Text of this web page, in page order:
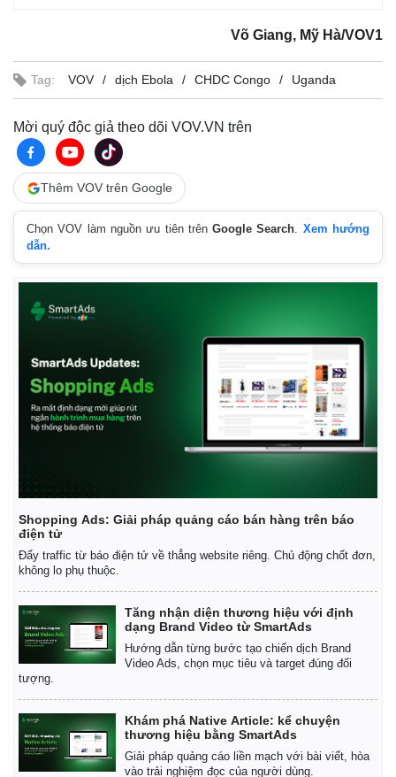
Bất động sản
Tiêu dùng
Giá cà phê
Võ Giang, Mỹ Hà/VOV1
Tag: VOV dịch Ebola CHDC Congo Uganda
Mời quý độc giả theo dõi VOV.VN trên
Thêm VOV trên Google
Chọn VOV làm nguồn ưu tiên trênGoogle Search. Xem hướng
dẫn.
Shopping Ads: Giải pháp quảng cáo bán hàng trên báo
điện tử
Đẩy traffic từ báo điện tử về thẳng website riêng. Chủ động chốt đơn,
không lo phụ thuộc.
Tăng nhận diện thương hiệu với định
dạng Brand Video từ SmartAds
Hướng dẫn từng bước tạo chiến dịch Brand
Video Ads, chọn mục tiêu và target đúng đối
tượng.
Khám phá Native Article: kể chuyện
thương hiệu bằng SmartAds
Giải pháp quảng cáo liền mạch với bài viết, hòa
vào trải nghiệm đọc của người dùng.